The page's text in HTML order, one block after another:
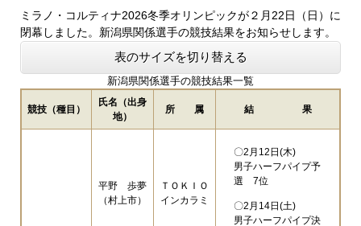
ミラノ・コルティナ2026冬季オリンピックが２月22日（日）に
閉幕しました。新潟県関係選手の競技結果をお知らせします。
表のサイズを切り替える
新潟県関係選手の競技結果一覧
競技（種目）
氏名（出身
地）
所 属 結 果
平野 歩夢
（村上市）
ＴＯＫＩＯ
インカラミ
〇2月12日(木)
男子ハーフパイプ予
選 7位
〇2月14日(土)
男子ハーフパイプ決